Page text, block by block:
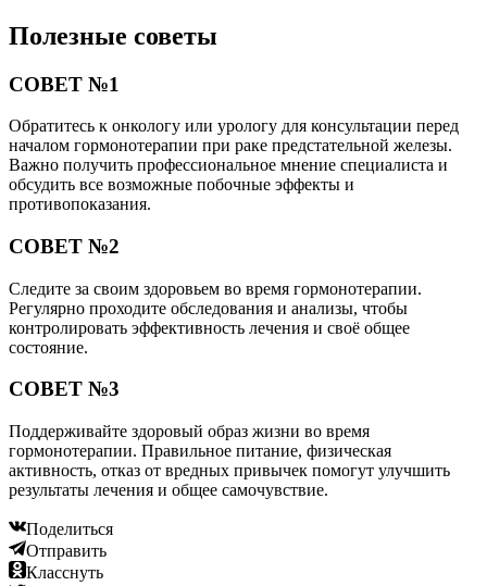
Полезные советы
СОВЕТ №1
Обратитесь к онкологу или урологу для консультации перед
началом гормонотерапии при раке предстательной железы.
Важно получить профессиональное мнение специалиста и
обсудить все возможные побочные эффекты и
противопоказания.
СОВЕТ №2
Следите за своим здоровьем во время гормонотерапии.
Регулярно проходите обследования и анализы, чтобы
контролировать эффективность лечения и своё общее
состояние.
СОВЕТ №3
Поддерживайте здоровый образ жизни во время
гормонотерапии. Правильное питание, физическая
активность, отказ от вредных привычек помогут улучшить
результаты лечения и общее самочувствие.
Поделиться
Отправить
Класснуть